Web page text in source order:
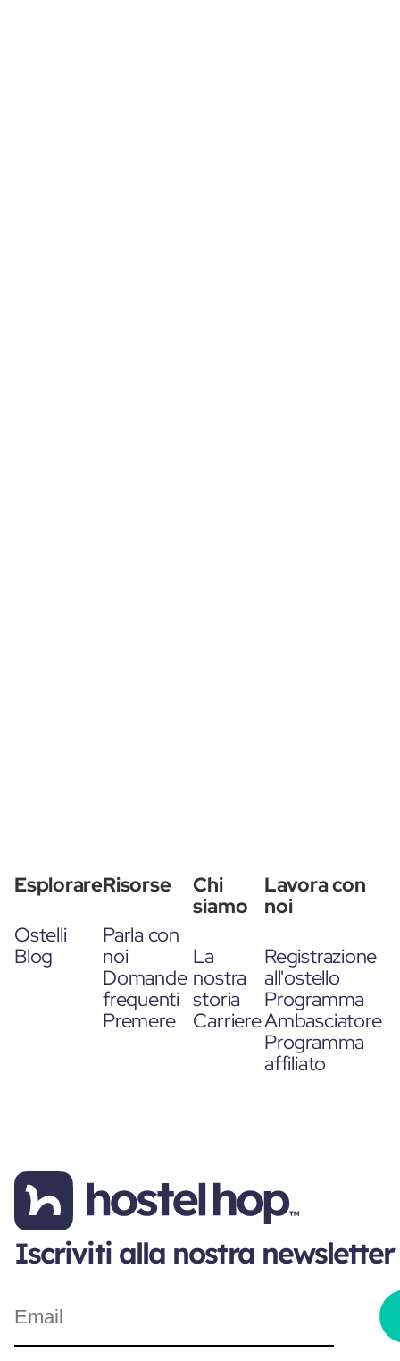
Esplorare
Ostelli
Blog
Risorse
Parla con
noi
Domande
frequenti
Premere
Chi
siamo
La
nostra
storia
Carriere
Lavora con
noi
Registrazione
all'ostello
Programma
Ambasciatore
Programma
affiliato
Iscriviti alla nostra newsletter